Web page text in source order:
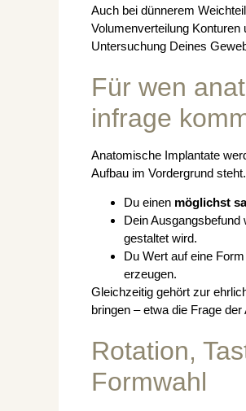
Auch bei dünnerem
Volumenverteilung
Untersuchung Deines
Für wen
infrage
Anatomische Implantate
Aufbau im Vordergrund
Du einen möglichst
Dein
gestaltet wird.
Du Wert auf eine
erzeugen.
Gleichzeitig gehört zur
bringen – etwa die Frage
Rotation,
Formwahl